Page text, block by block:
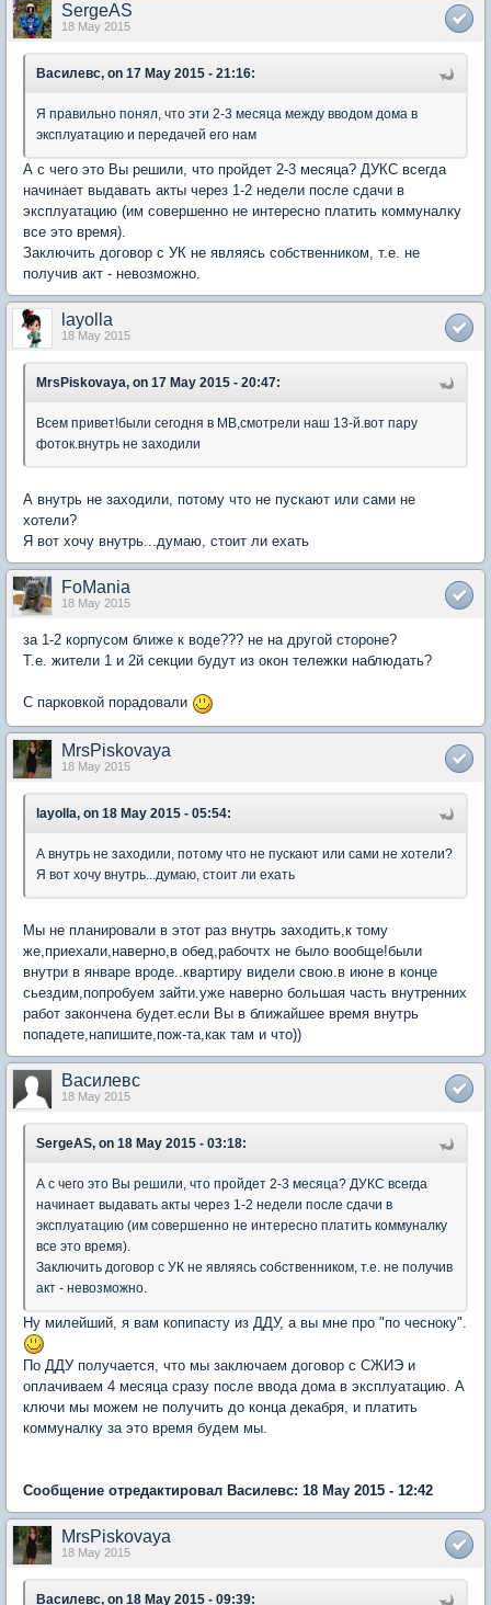
SergeAS
18 May 2015
Василевс, on 17 May 2015 - 21:16:
Я правильно понял, что эти 2-3 месяца между вводом дома в
эксплуатацию и передачей его нам
А с чего это Вы решили, что пройдет 2-3 месяца? ДУКС всегда
начинает выдавать акты через 1-2 недели после сдачи в
эксплуатацию (им совершенно не интересно платить коммуналку
все это время).
Заключить договор с УК не являясь собственником, т.е. не
получив акт - невозможно.
layolla
18 May 2015
MrsPiskovaya, on 17 May 2015 - 20:47:
Всем привет!были сегодня в МВ,смотрели наш 13-й.вот пару
фоток.внутрь не заходили
А внутрь не заходили, потому что не пускают или сами не
хотели?
Я вот хочу внутрь...думаю, стоит ли ехать
FoMania
18 May 2015
за 1-2 корпусом ближе к воде??? не на другой стороне?
Т.е. жители 1 и 2й секции будут из окон тележки наблюдать?
С парковкой порадовали
MrsPiskovaya
18 May 2015
layolla, on 18 May 2015 - 05:54:
А внутрь не заходили, потому что не пускают или сами не хотели?
Я вот хочу внутрь...думаю, стоит ли ехать
Мы не планировали в этот раз внутрь заходить,к тому
же,приехали,наверно,в обед,рабочтх не было вообще!были
внутри в январе вроде..квартиру видели свою.в июне в конце
сьездим,попробуем зайти.уже наверно большая часть внутренних
работ закончена будет.если Вы в ближайшее время внутрь
попадете,напишите,пож-та,как там и что))
Василевс
18 May 2015
SergeAS, on 18 May 2015 - 03:18:
А с чего это Вы решили, что пройдет 2-3 месяца? ДУКС всегда
начинает выдавать акты через 1-2 недели после сдачи в
эксплуатацию (им совершенно не интересно платить коммуналку
все это время).
Заключить договор с УК не являясь собственником, т.е. не получив
акт - невозможно.
Ну милейший, я вам копипасту из ДДУ, а вы мне про "по чесноку".
По ДДУ получается, что мы заключаем договор с СЖИЭ и
оплачиваем 4 месяца сразу после ввода дома в эксплуатацию. А
ключи мы можем не получить до конца декабря, и платить
коммуналку за это время будем мы.
Сообщение отредактировал Василевс: 18 May 2015 - 12:42
MrsPiskovaya
18 May 2015
Василевс, on 18 May 2015 - 09:39: